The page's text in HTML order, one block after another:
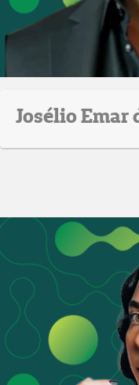
Josélio Emar